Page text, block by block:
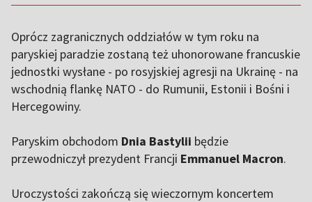
Oprócz zagranicznych oddziałów w tym roku na
paryskiej paradzie zostaną też uhonorowane francuskie
jednostki wysłane - po rosyjskiej agresji na Ukrainę - na
wschodnią flankę NATO - do Rumunii, Estonii i Bośni i
Hercegowiny.
Paryskim obchodom Dnia Bastylii będzie
przewodniczył prezydent Francji Emmanuel Macron.
Uroczystości zakończą się wieczornym koncertem